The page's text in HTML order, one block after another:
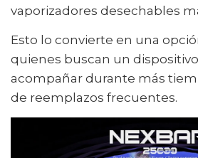
vaporizadores desechables
Esto lo convierte en una
quienes buscan un
acompañar durante más
de reemplazos frecuentes.